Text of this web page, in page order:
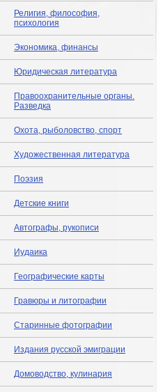
Религия, философия,
психология
Экономика, финансы
Юридическая литература
Правоохранительные органы.
Разведка
Охота, рыболовство, спорт
Художественная литература
Поэзия
Детские книги
Автографы, рукописи
Иудаика
Географические карты
Гравюры и литографии
Старинные фотографии
Издания русской эмиграции
Домоводство, кулинария